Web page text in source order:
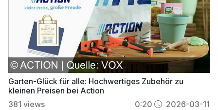
Garten-Glück für alle: Hochwertiges Zubehör zu
kleinen Preisen bei Action
381 views 0:20 2026-03-11